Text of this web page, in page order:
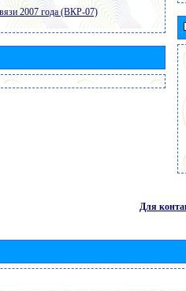
2007 года (ВКР-07)
Для